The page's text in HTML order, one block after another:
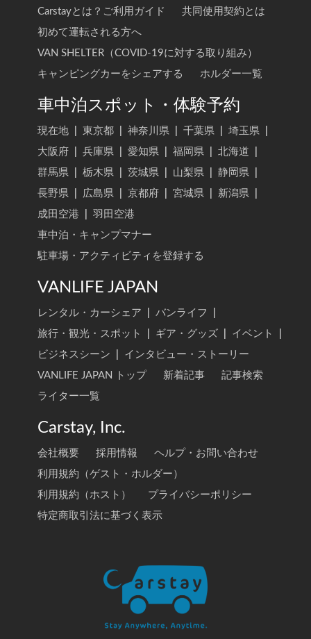
Carstayとは？ご利用ガイド
共同使用契約とは
初めて運転される方へ
VAN SHELTER（COVID-19に対する取り組み）
キャンピングカーをシェアする
ホルダー一覧
車中泊スポット・体験予約
現在地 東京都 神奈川県 千葉県 埼玉県
大阪府
兵庫県 愛知県 福岡県 北海道
群馬県
栃木県 茨城県 山梨県 静岡県
長野県
広島県 京都府 宮城県 新潟県
成田空港
羽田空港
車中泊・キャンプマナー
駐車場・アクティビティを登録する
VANLIFE JAPAN
レンタル・カーシェア バンライフ
旅行・観光・スポット
ギア・グッズ イベント
ビジネスシーン
インタビュー・ストーリー
VANLIFE JAPAN トップ
新着記事
記事検索
ライター一覧
Carstay, Inc.
会社概要 採用情報
ヘルプ・お問い合わせ
利用規約（ゲスト・ホルダー）
利用規約（ホスト）
プライバシーポリシー
特定商取引法に基づく表示